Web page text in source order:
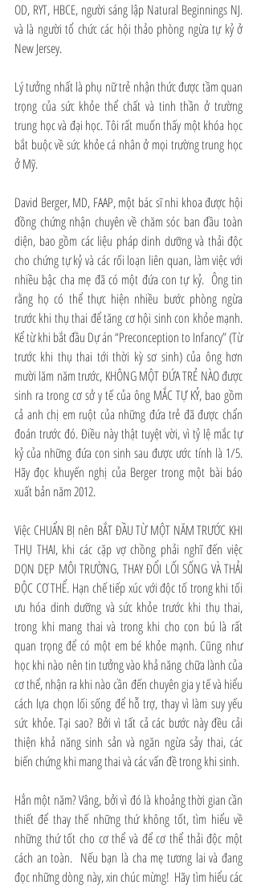
OD, RYT, HBCE, người sáng lập Natural Beginnings NJ.
và là người tổ chức các hội thảo phòng ngừa tự kỷ ở
New Jersey.
Lý tưởng nhất là phụ nữ trẻ nhận thức được tầm quan
trọng của sức khỏe thể chất và tinh thần ở trường
trung học và đại học. Tôi rất muốn thấy một khóa học
bắt buộc về sức khỏe cá nhân ở mọi trường trung học
ở Mỹ.
David Berger, MD, FAAP, một bác sĩ nhi khoa được hội
đồng chứng nhận chuyên về chăm sóc ban đầu toàn
diện, bao gồm các liệu pháp dinh dưỡng và thải độc
cho chứng tự kỷ và các rối loạn liên quan, làm việc với
nhiều bậc cha mẹ đã có một đứa con tự kỷ.  Ông tin
rằng họ có thể thực hiện nhiều bước phòng ngừa
trước khi thụ thai để tăng cơ hội sinh con khỏe mạnh.
Kể từ khi bắt đầu Dự án “Preconception to Infancy” (Từ
trước khi thụ thai tới thời kỳ sơ sinh) của ông hơn
mười lăm năm trước, KHÔNG MỘT ĐỨA TRẺ NÀO được
sinh ra trong cơ sở y tế của ông MẮC TỰ KỶ, bao gồm
cả anh chị em ruột của những đứa trẻ đã được chẩn
đoán trước đó. Điều này thật tuyệt vời, vì tỷ lệ mắc tự
kỷ của những đứa con sinh sau được ước tính là 1/5.
Hãy đọc khuyến nghị của Berger trong một bài báo
xuất bản năm 2012.
Việc CHUẨN BỊ nên BẮT ĐẦU TỪ MỘT NĂM TRƯỚC KHI
THỤ THAI, khi các cặp vợ chồng phải nghĩ đến việc
DỌN DẸP MÔI TRƯỜNG, THAY ĐỔI LỐI SỐNG VÀ THẢI
ĐỘC CƠ THỂ. Hạn chế tiếp xúc với độc tố trong khi tối
ưu hóa dinh dưỡng và sức khỏe trước khi thụ thai,
trong khi mang thai và trong khi cho con bú là rất
quan trọng để có một em bé khỏe mạnh. Cũng như
học khi nào nên tin tưởng vào khả năng chữa lành của
cơ thể, nhận ra khi nào cần đến chuyên gia y tế và hiểu
cách lựa chọn lối sống để hỗ trợ, thay vì làm suy yếu
sức khỏe. Tại sao? Bởi vì tất cả các bước này đều cải
thiện khả năng sinh sản và ngăn ngừa sảy thai, các
biến chứng khi mang thai và các vấn đề trong khi sinh.
Hẳn một năm? Vâng, bởi vì đó là khoảng thời gian cần
thiết để thay thế những thứ không tốt, tìm hiểu về
những thứ tốt cho cơ thể và để cơ thể thải độc một
cách an toàn.  Nếu bạn là cha mẹ tương lai và đang
đọc những dòng này, xin chúc mừng!  Hãy tìm hiểu các